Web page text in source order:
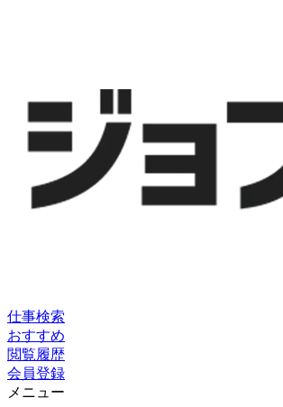
仕事検索
おすすめ
閲覧履歴
会員登録
メニュー